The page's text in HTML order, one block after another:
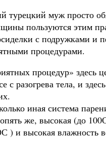
турецкий муж просто
пользуются этим
с подружками и
процедурами.
процедур» здесь
с разогрева тела, и
иная система
же, высокая (до
) и высокая влажность